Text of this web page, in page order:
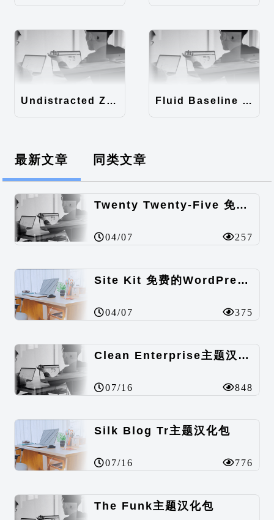
Undistracted Zen主题汉化包 Fluid Baseline Grid主题汉化包
最新文章 同类文章
Twenty Twenty-Five 免费的WordPress内容主题
04/07 257
Site Kit 免费的WordPress数据统计插件
04/07 375
Clean Enterprise主题汉化包
07/16 848
Silk Blog Tr主题汉化包
07/16 776
The Funk主题汉化包